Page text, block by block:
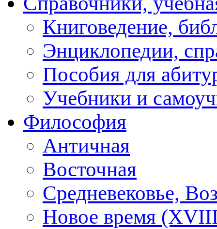
Книговедение,
Энциклопедии,
Пособия для
Учебники и
Философия
Античная
Восточная
Средневековье,
Новое время